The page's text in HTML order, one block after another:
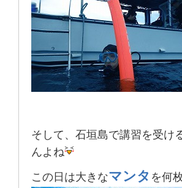
そして、石垣島で講習を受け
んよね
この日は大きなマンタ を何